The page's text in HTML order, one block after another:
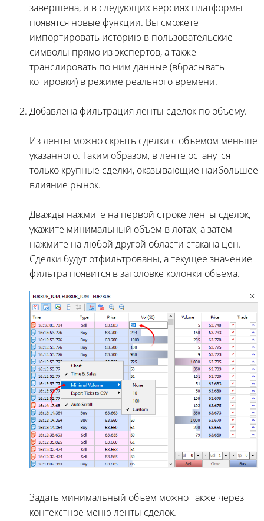
завершена, и в следующих версиях платформы
появятся новые функции. Вы сможете
импортировать историю в пользовательские
символы прямо из экспертов, а также
транслировать по ним данные (вбрасывать
котировки) в режиме реального времени.
Добавлена фильтрация ленты сделок по объему.
Из ленты можно скрыть сделки с объемом меньше
указанного. Таким образом, в ленте останутся
только крупные сделки, оказывающие наибольшее
влияние рынок.
Дважды нажмите на первой строке ленты сделок,
укажите минимальный объем в лотах, а затем
нажмите на любой другой области стакана цен.
Сделки будут отфильтрованы, а текущее значение
фильтра появится в заголовке колонки объема.
Задать минимальный объем можно также через
контекстное меню ленты сделок.